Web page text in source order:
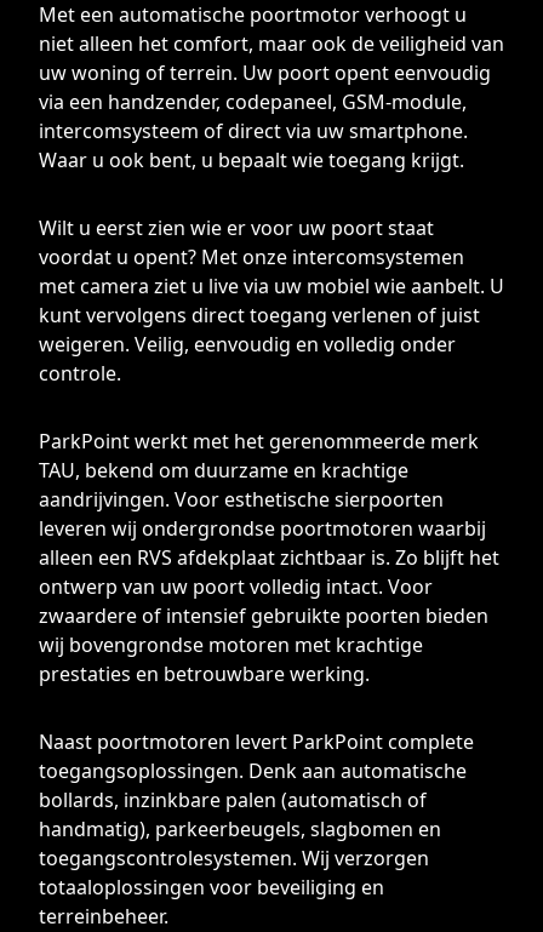
Met een automatische poortmotor verhoogt u
niet alleen het comfort, maar ook de veiligheid van
uw woning of terrein. Uw poort opent eenvoudig
via een handzender, codepaneel, GSM-module,
intercomsysteem of direct via uw smartphone.
Waar u ook bent, u bepaalt wie toegang krijgt.
Wilt u eerst zien wie er voor uw poort staat
voordat u opent? Met onze intercomsystemen
met camera ziet u live via uw mobiel wie aanbelt. U
kunt vervolgens direct toegang verlenen of juist
weigeren. Veilig, eenvoudig en volledig onder
controle.
ParkPoint werkt met het gerenommeerde merk
TAU, bekend om duurzame en krachtige
aandrijvingen. Voor esthetische sierpoorten
leveren wij ondergrondse poortmotoren waarbij
alleen een RVS afdekplaat zichtbaar is. Zo blijft het
ontwerp van uw poort volledig intact. Voor
zwaardere of intensief gebruikte poorten bieden
wij bovengrondse motoren met krachtige
prestaties en betrouwbare werking.
Naast poortmotoren levert ParkPoint complete
toegangsoplossingen. Denk aan automatische
bollards, inzinkbare palen (automatisch of
handmatig), parkeerbeugels, slagbomen en
toegangscontrolesystemen. Wij verzorgen
totaaloplossingen voor beveiliging en
terreinbeheer.